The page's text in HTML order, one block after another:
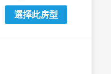
選擇此房型